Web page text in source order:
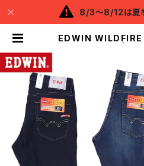
8/3～8/12は夏
EDWIN WILDFIRE